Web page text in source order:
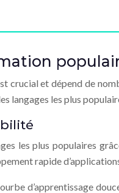
crucial et dépend de
langages les plus
les plus populaires
rapide
d’apprentissage